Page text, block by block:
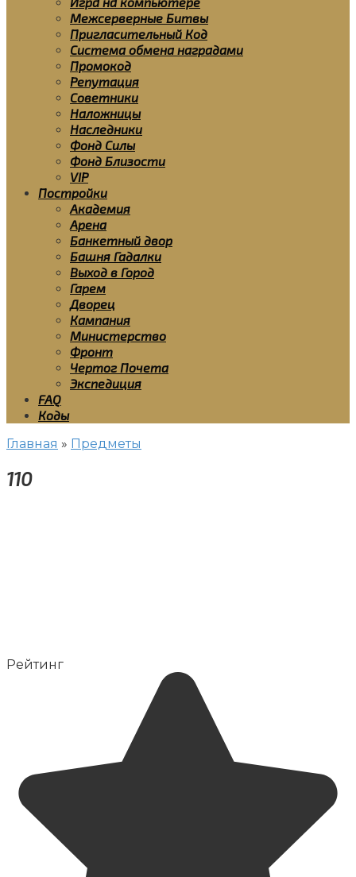
Межсерверные Битвы
Пригласительный Код
Система обмена наградами
Промокод
Репутация
Советники
Наложницы
Наследники
Фонд Силы
Фонд Близости
VIP
Постройки
Академия
Арена
Банкетный двор
Башня Гадалки
Выход в Город
Гарем
Дворец
Кампания
Министерство
Фронт
Чертог Почета
Экспедиция
FAQ
Коды
Главная » Предметы
110
Рейтинг